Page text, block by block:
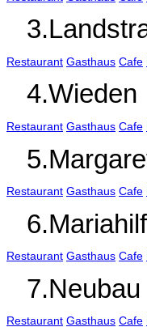
Restaurant Gasthaus Cafe
4.Wieden
Restaurant Gasthaus Cafe
Restaurant Gasthaus Cafe
6.Mariahilf
Restaurant Gasthaus Cafe
7.Neubau
Restaurant Gasthaus Cafe